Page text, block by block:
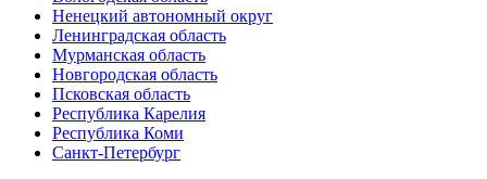
Ненецкий автономный округ
Ленинградская область
Мурманская область
Новгородская область
Псковская область
Республика Карелия
Республика Коми
Санкт-Петербург